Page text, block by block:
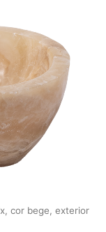
cor bege, exterior